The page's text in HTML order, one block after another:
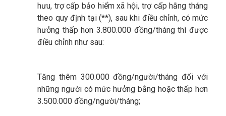
hưu, trợ cấp bảo hiểm xã hội, trợ cấp hằng tháng
theo quy định tại (**), sau khi điều chỉnh, có mức
hưởng thấp hơn 3.800.000 đồng/tháng thì được
điều chỉnh như sau:
Tăng thêm 300.000 đồng/người/tháng đối với
những người có mức hưởng bằng hoặc thấp hơn
3.500.000 đồng/người/tháng;